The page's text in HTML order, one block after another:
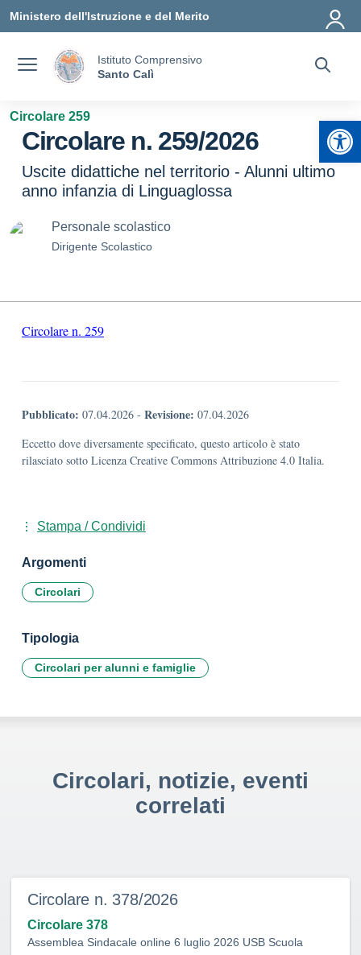
Ministero dell'Istruzione e del Merito
Istituto Comprensivo
Santo Calì
Circolare 259
Circolare n. 259/2026
Uscite didattiche nel territorio - Alunni ultimo
anno infanzia di Linguaglossa
Personale scolastico
Dirigente Scolastico
Circolare n. 259
Pubblicato: 07.04.2026 - Revisione: 07.04.2026
Eccetto dove diversamente specificato, questo articolo è stato
rilasciato sotto Licenza Creative Commons Attribuzione 4.0 Italia.
Stampa / Condividi
Argomenti
Circolari
Tipologia
Circolari per alunni e famiglie
Circolari, notizie, eventi
correlati
Circolare n. 378/2026
Circolare 378
Assemblea Sindacale online 6 luglio 2026 USB Scuola